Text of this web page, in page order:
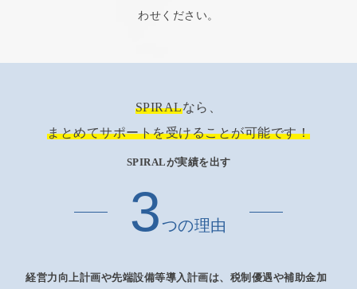
わせください。
SPIRALなら、
まとめてサポートを受けることが可能です！
SPIRALが実績を出す
3つの理由
経営力向上計画や先端設備等導入計画は、税制優遇や補助金加